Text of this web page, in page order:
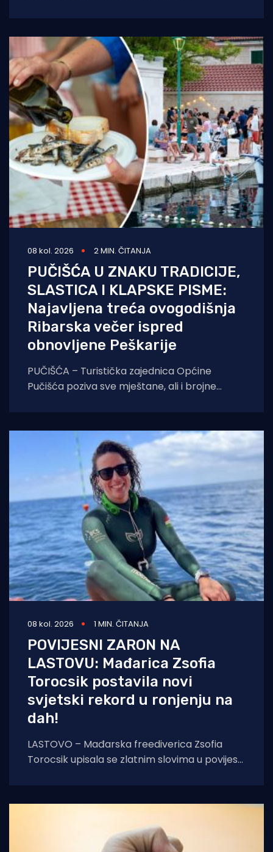
08 kol. 2026 2 MIN. ČITANJA
PUČIŠĆA U ZNAKU TRADICIJE,
SLASTICA I KLAPSKE PISME:
Najavljena treća ovogodišnja
Ribarska večer ispred
obnovljene Peškarije
PUČIŠĆA – Turistička zajednica Općine
Pučišća poziva sve mještane, ali i brojne
08 kol. 2026 1 MIN. ČITANJA
POVIJESNI ZARON NA
LASTOVU: Mađarica Zsofia
Torocsik postavila novi
svjetski rekord u ronjenju na
dah!
LASTOVO – Mađarska freediverica Zsofia
Torocsik upisala se zlatnim slovima u povijest